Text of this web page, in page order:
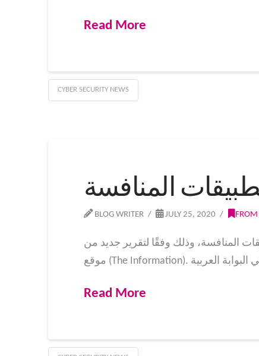
Read More
CYBER SECURITY NEWS
المنافسة
BLOG WRITER JULY 25, 2020
المنافسة، وذلك وفقًا لتقرير جديد من
Read More